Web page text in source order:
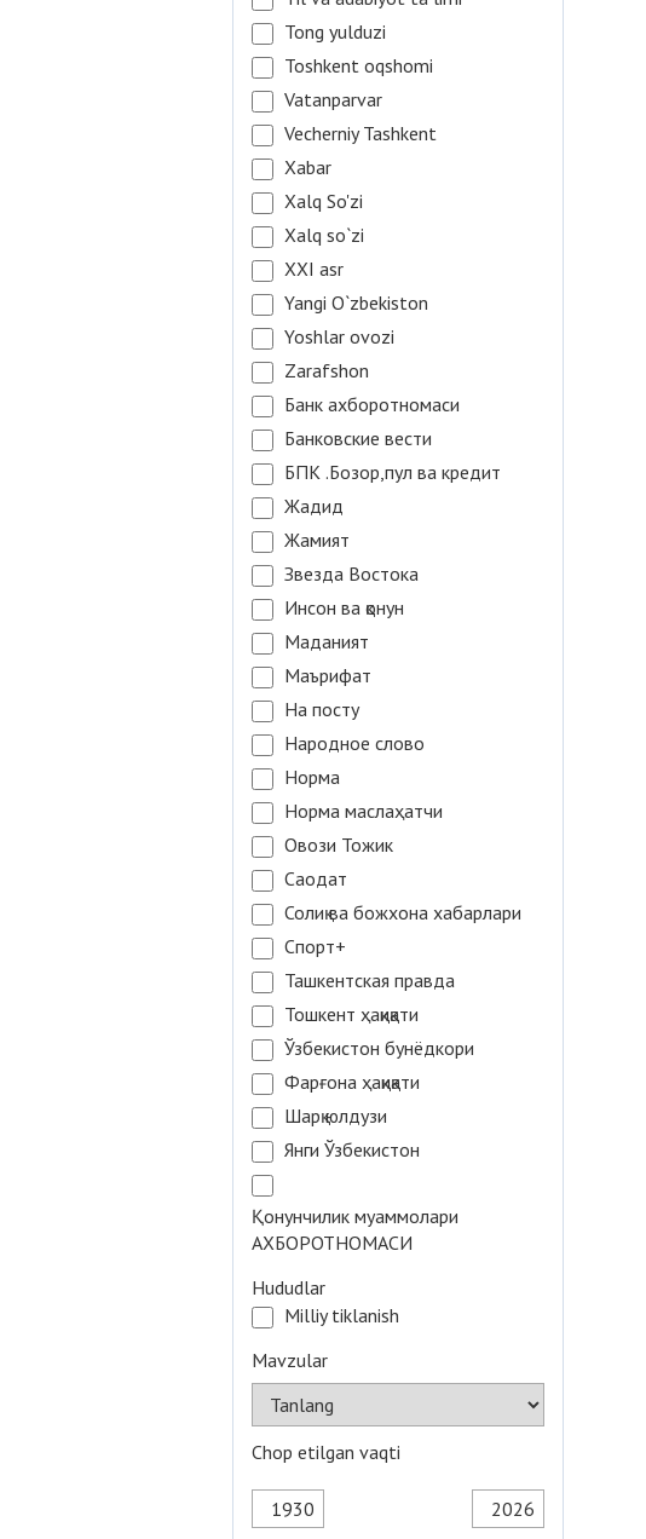
Tong yulduzi
Toshkent oqshomi
Vatanparvar
Vecherniy Tashkent
Xabar
Xalq So'zi
Xalq so`zi
XXI asr
Yangi O`zbekiston
Yoshlar ovozi
Zarafshon
Банк ахборотномаси
Банковские вести
БПК .Бозор,пул ва кредит
Жадид
Жамият
Звезда Востока
Инсон ва қонун
Маданият
Маърифат
На посту
Народное слово
Норма
Норма маслаҳатчи
Овози Тожик
Саодат
Солиқ ва божхона хабарлари
Спорт+
Ташкентская правда
Тошкент ҳақиқати
Ўзбекистон бунёдкори
Фарғона ҳақиқати
Шарқ юлдузи
Янги Ўзбекистон
Қонунчилик муаммолари
АХБОРОТНОМАСИ
Hududlar
Milliy tiklanish
Mavzular
Chop etilgan vaqti